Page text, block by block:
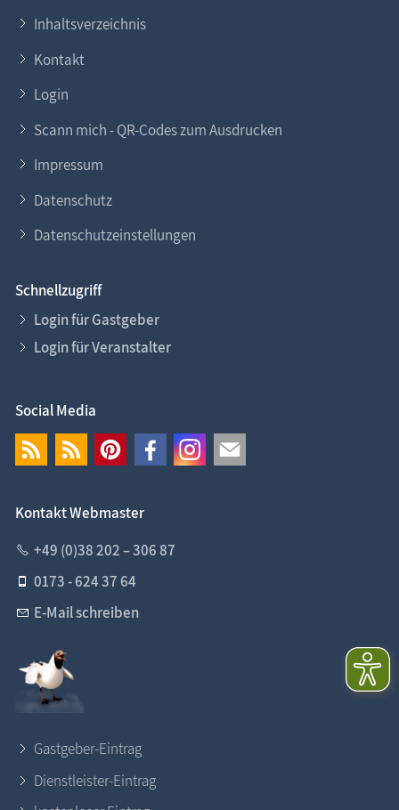
Inhaltsverzeichnis
Kontakt
Login
Scann mich - QR-Codes zum Ausdrucken
Impressum
Datenschutz
Datenschutzeinstellungen
Schnellzugriff
Login für Gastgeber
Login für Veranstalter
Social Media
Kontakt Webmaster
+49 (0)38 202 – 306 87
0173 - 624 37 64
E-Mail schreiben
Gastgeber-Eintrag
Dienstleister-Eintrag